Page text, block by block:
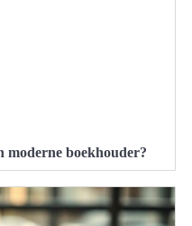
moderne boekhouder?